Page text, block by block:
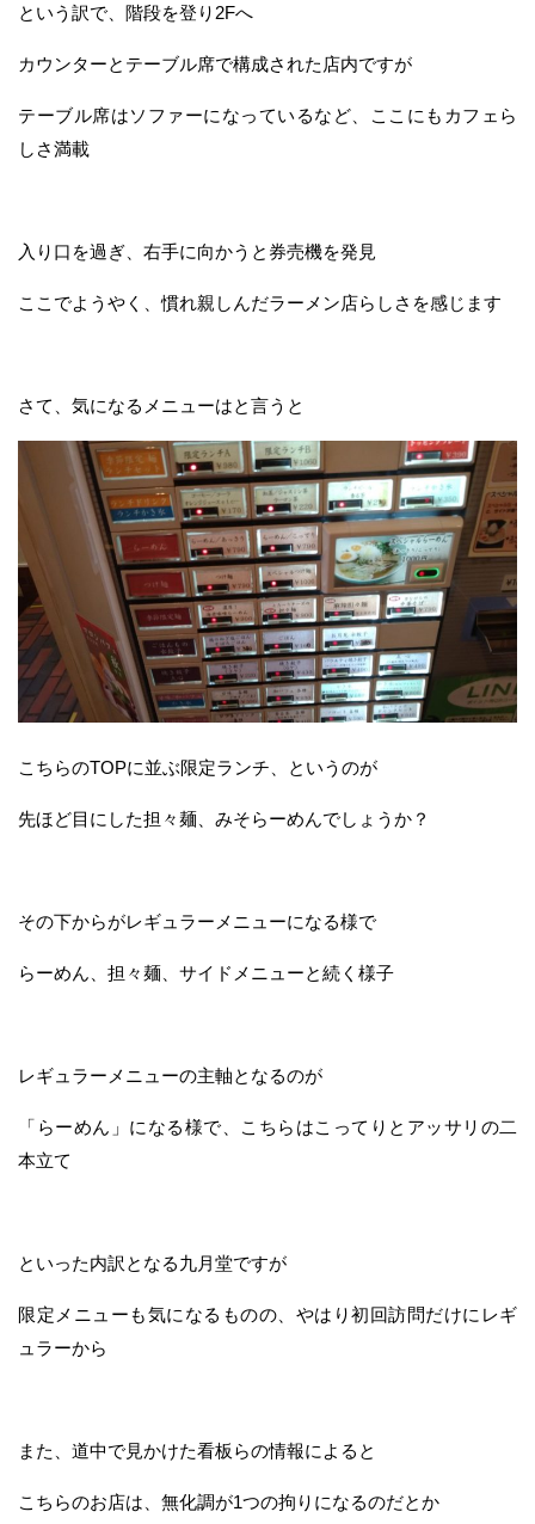
という訳で、階段を登り2Fへ
カウンターとテーブル席で構成された店内ですが
テーブル席はソファーになっているなど、ここにもカフェら
しさ満載
入り口を過ぎ、右手に向かうと券売機を発見
ここでようやく、慣れ親しんだラーメン店らしさを感じます
さて、気になるメニューはと言うと
こちらのTOPに並ぶ限定ランチ、というのが
先ほど目にした担々麺、みそらーめんでしょうか？
その下からがレギュラーメニューになる様で
らーめん、担々麺、サイドメニューと続く様子
レギュラーメニューの主軸となるのが
「らーめん」になる様で、こちらはこってりとアッサリの二
本立て
といった内訳となる九月堂ですが
限定メニューも気になるものの、やはり初回訪問だけにレギ
ュラーから
また、道中で見かけた看板らの情報によると
こちらのお店は、無化調が1つの拘りになるのだとか